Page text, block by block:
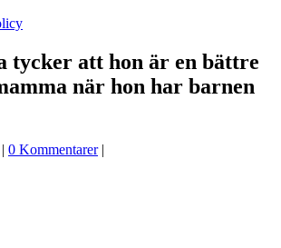
tycker att hon är en bättre
när hon har barnen
0 Kommentarer|